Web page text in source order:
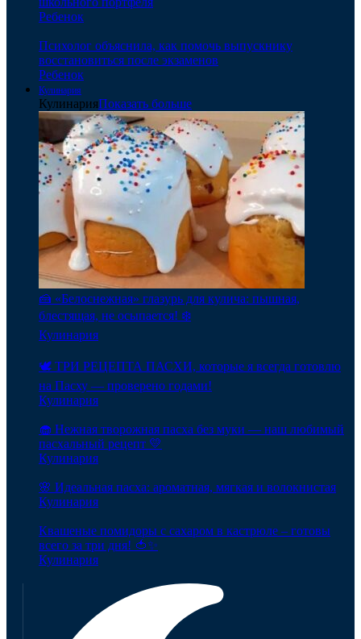
Ребенок
Психолог объяснила, как помочь выпускнику
восстановиться после экзаменов
Ребенок
Кулинария
КулинарияПоказать больше
🍰 «Белоснежная» глазурь для кулича: пышная,
блестящая, не осыпается! ❄️
Кулинария
🕊️ ТРИ РЕЦЕПТА ПАСХИ, которые я всегда готовлю
на Пасху — проверено годами!
Кулинария
🧁 Нежная творожная пасха без муки — наш любимый
пасхальный рецепт 💛
Кулинария
🌸 Идеальная пасха: ароматная, мягкая и волокнистая
Кулинария
Квашеные помидоры с сахаром в кастрюле – готовы
всего за три дня! 🍅✨
Кулинария